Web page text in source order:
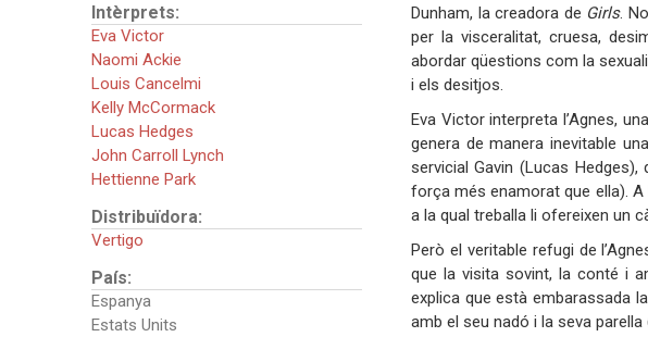
Intèrprets:
Eva Victor
Naomi Ackie
Louis Cancelmi
Kelly McCormack
Lucas Hedges
John Carroll Lynch
Hettienne Park
Distribuïdora:
Vertigo
País:
Espanya
Estats Units
Dunham, la creadora de Girls.
per la visceralitat, cruesa,
abordar qüestions com la
i els desitjos.
Eva Victor interpreta l’Agnes,
genera de manera inevitable
servicial Gavin (Lucas
força més enamorat que ella).
a la qual treballa li ofereixen un
Però el veritable refugi de
que la visita sovint, la conté i
explica que està embarassada
amb el seu nadó i la seva